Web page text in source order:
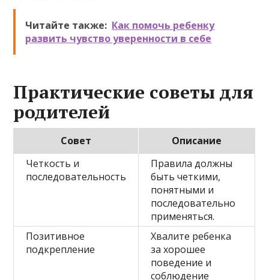
Читайте также: Как помочь ребенку
развить чувство уверенности в себе
Практические советы для
родителей
Совет
Описание
Четкость и
последовательность
Правила должны
быть четкими,
понятными и
последовательно
применяться.
Позитивное
подкрепление
Хвалите ребенка
за хорошее
поведение и
соблюдение